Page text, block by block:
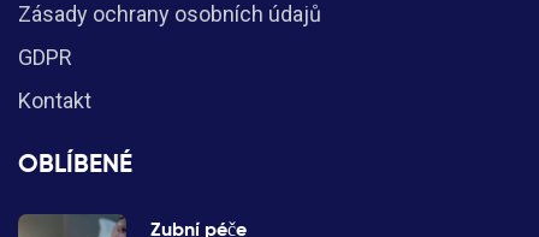
Zásady ochrany osobních údajů
GDPR
Kontakt
OBLÍBENÉ
Zubní péče